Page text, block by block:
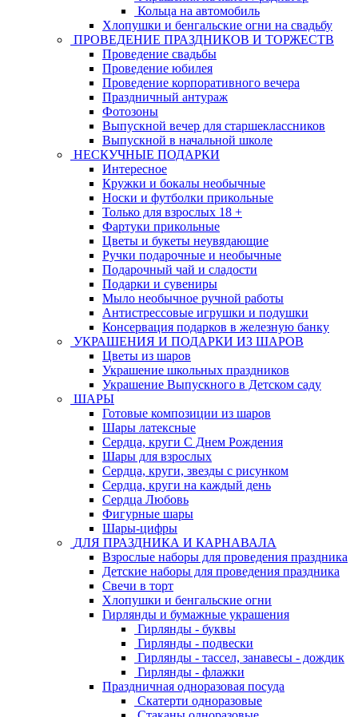
Кольца на автомобиль
Хлопушки и бенгальские огни на свадьбу
ПРОВЕДЕНИЕ ПРАЗДНИКОВ И ТОРЖЕСТВ
Проведение свадьбы
Проведение юбилея
Проведение корпоративного вечера
Праздничный антураж
Фотозоны
Выпускной вечер для старшеклассников
Выпускной в начальной школе
НЕСКУЧНЫЕ ПОДАРКИ
Интересное
Кружки и бокалы необычные
Носки и футболки прикольные
Только для взрослых 18 +
Фартуки прикольные
Цветы и букеты неувядающие
Ручки подарочные и необычные
Подарочный чай и сладости
Подарки и сувениры
Мыло необычное ручной работы
Антистрессовые игрушки и подушки
Консервация подарков в железную банку
УКРАШЕНИЯ И ПОДАРКИ ИЗ ШАРОВ
Цветы из шаров
Украшение школьных праздников
Украшение Выпускного в Детском саду
ШАРЫ
Готовые композиции из шаров
Шары латексные
Сердца, круги С Днем Рождения
Шары для взрослых
Сердца, круги, звезды с рисунком
Сердца, круги на каждый день
Сердца Любовь
Фигурные шары
Шары-цифры
ДЛЯ ПРАЗДНИКА И КАРНАВАЛА
Взрослые наборы для проведения праздника
Детские наборы для проведения праздника
Свечи в торт
Хлопушки и бенгальские огни
Гирлянды и бумажные украшения
Гирлянды - буквы
Гирлянды - подвески
Гирлянды - тассел, занавесы - дождик
Гирлянды - флажки
Праздничная одноразовая посуда
Скатерти одноразовые